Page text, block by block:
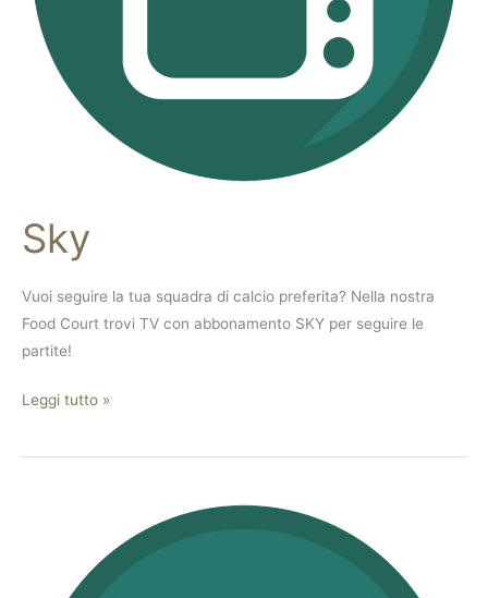
Sky
Vuoi seguire la tua squadra di calcio preferita? Nella nostra
Food Court trovi TV con abbonamento SKY per seguire le
partite!
Leggi tutto »